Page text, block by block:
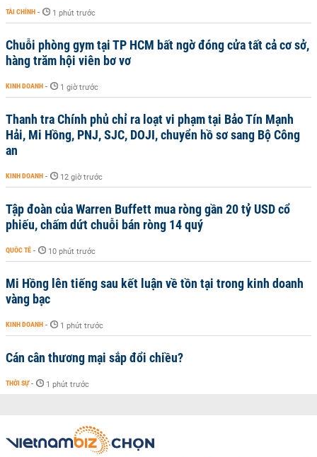
TÀI CHÍNH - 1 phút trước
Chuỗi phòng gym tại TP HCM bất ngờ đóng cửa tất cả cơ sở,
hàng trăm hội viên bơ vơ
KINH DOANH - 1 giờ trước
Thanh tra Chính phủ chỉ ra loạt vi phạm tại Bảo Tín Mạnh
Hải, Mi Hồng, PNJ, SJC, DOJI, chuyển hồ sơ sang Bộ Công
an
KINH DOANH - 12 giờ trước
Tập đoàn của Warren Buffett mua ròng gần 20 tỷ USD cổ
phiếu, chấm dứt chuỗi bán ròng 14 quý
QUỐC TẾ - 10 phút trước
Mi Hồng lên tiếng sau kết luận về tồn tại trong kinh doanh
vàng bạc
KINH DOANH - 1 phút trước
Cán cân thương mại sắp đổi chiều?
THỜI SỰ - 1 phút trước